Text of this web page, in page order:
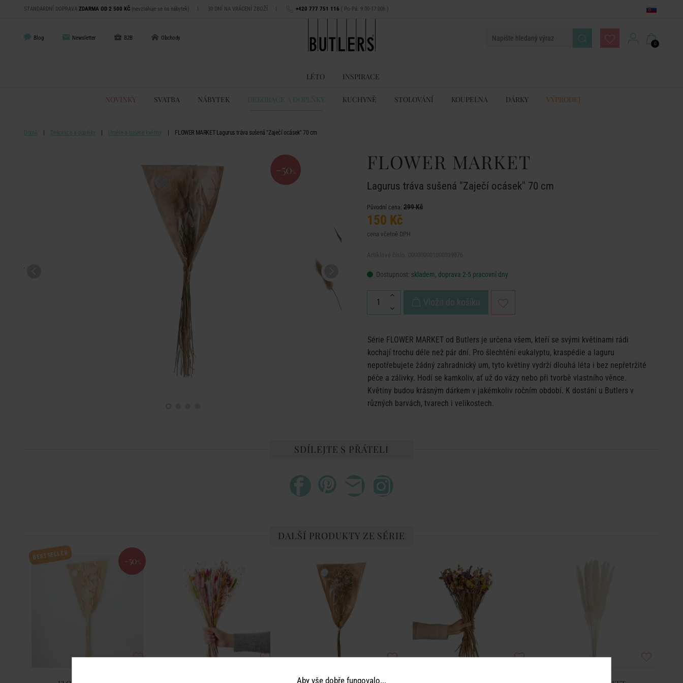
STANDARDNÍ DOPRAVA ZDARMA OD 2 500 KČ (nevztahuje se na nábytek) | 30 DNÍ NA VRÁCENÍ ZBOŽÍ | +420 777 751 116 ( Po-Pá: 9:00-17:00h )
Blog Newsletter B2B Obchody
0
LÉTO INSPIRACE
NOVINKY SVATBA NÁBYTEK DEKORACE A DOPLŇKY KUCHYNĚ STOLOVÁNÍ KOUPELNA DÁRKY VÝPRODEJ
Domů Dekorace a doplňky Umělé a sušené květiny FLOWER MARKET Lagurus tráva sušená "Zaječí ocásek" 70 cm
-50 % FLOWER MARKET
Lagurus tráva sušená "Zaječí ocásek" 70 cm
Původní cena: 299 Kč
150 Kč
cena včetně DPH
Dostupnost: skladem, doprava 2-5 pracovní dny
Vložit do košíku
Série FLOWER MARKET od Butlers je určena všem, kteří se svými květinami rádi
kochají trochu déle než pár dní. Pro šlechtění eukalyptu, kraspédie a laguru
nepotřebujete žádný zahradnický um, tyto květiny vydrží dlouhá léta i bez nepřetržité
péče a zálivky. Hodí se kamkoliv, ať už do vázy nebo při tvorbě vlastního věnce.
Květiny budou krásným dárkem v jakémkoliv ročním období. K dostání u Butlers v
různých barvách, tvarech i velikostech.
SDÍLEJTE S PŘÁTELI
DALŠÍ PRODUKTY ZE SÉRIE
BESTSELLER -50 %
Aby vše dobře fungovalo...